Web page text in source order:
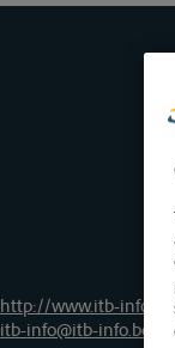
http://www.itb-info.be
itb-info@itb-info.be